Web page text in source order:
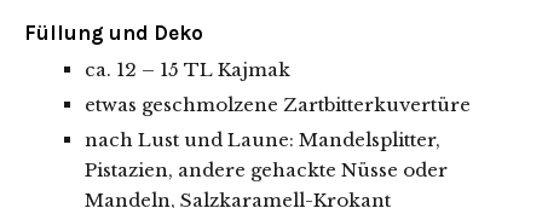
Füllung und Deko
ca. 12 – 15 TL Kajmak
etwas geschmolzene Zartbitterkuvertüre
nach Lust und Laune: Mandelsplitter,
Pistazien, andere gehackte Nüsse oder
Mandeln, Salzkaramell-Krokant